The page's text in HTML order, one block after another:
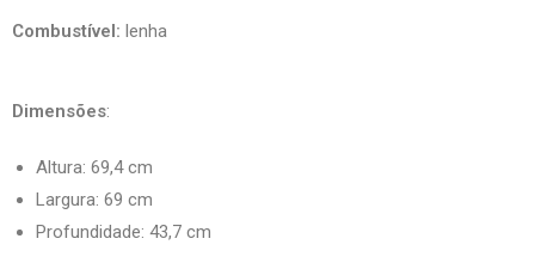
Combustível: lenha
Dimensões:
Altura: 69,4 cm
Largura: 69 cm
Profundidade: 43,7 cm